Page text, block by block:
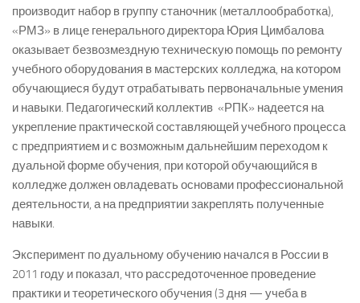
производит набор в группу станочник (металлообработка),
«РМЗ» в лице генерального директора Юрия Цимбалова
оказывает безвозмездную техническую помощь по ремонту
учебного оборудования в мастерских колледжа, на котором
обучающиеся будут отрабатывать первоначальные умения
и навыки. Педагогический коллектив «РПК» надеется на
укрепление практической составляющей учебного процесса
с предприятием и с возможным дальнейшим переходом к
дуальной форме обучения, при которой обучающийся в
колледже должен овладевать основами профессиональной
деятельности, а на предприятии закреплять полученные
навыки.
Эксперимент по дуальному обучению начался в России в
2011 году и показал, что рассредоточенное проведение
практики и теоретического обучения (3 дня — учеба в